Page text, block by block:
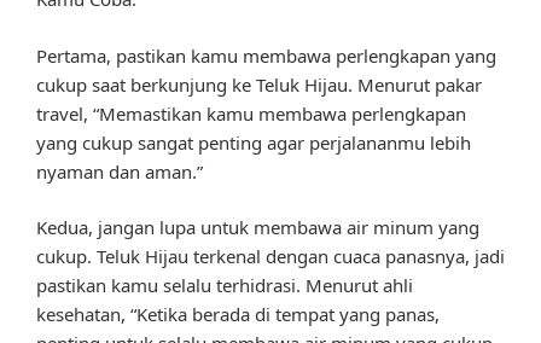
Pertama, pastikan kamu membawa perlengkapan yang
cukup saat berkunjung ke Teluk Hijau. Menurut pakar
travel, “Memastikan kamu membawa perlengkapan
yang cukup sangat penting agar perjalananmu lebih
nyaman dan aman.”
Kedua, jangan lupa untuk membawa air minum yang
cukup. Teluk Hijau terkenal dengan cuaca panasnya, jadi
pastikan kamu selalu terhidrasi. Menurut ahli
kesehatan, “Ketika berada di tempat yang panas,